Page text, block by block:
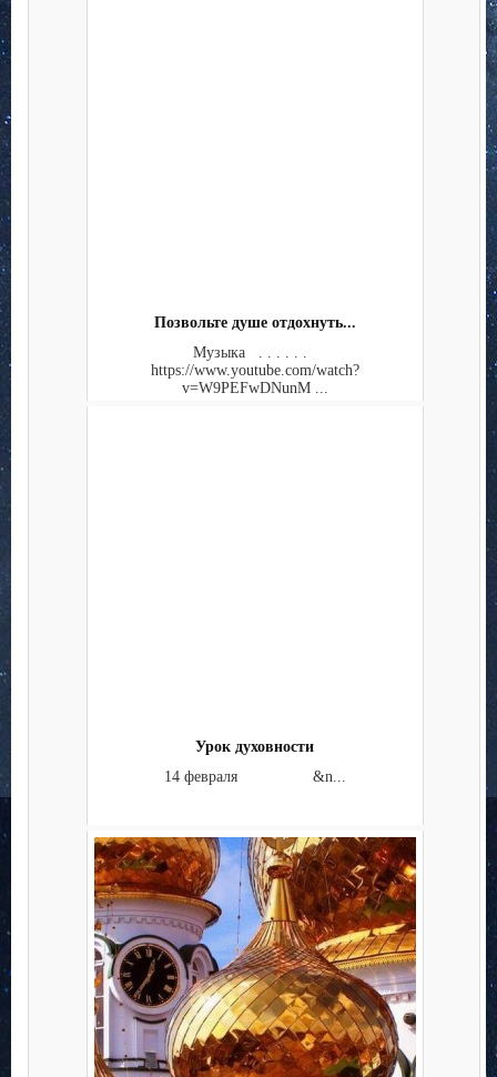
Позвольте душе отдохнуть...
Музыка . . . . . .
https://www.youtube.com/watch?
v=W9PEFwDNunM ...
Урок духовности
14 февраля &n...